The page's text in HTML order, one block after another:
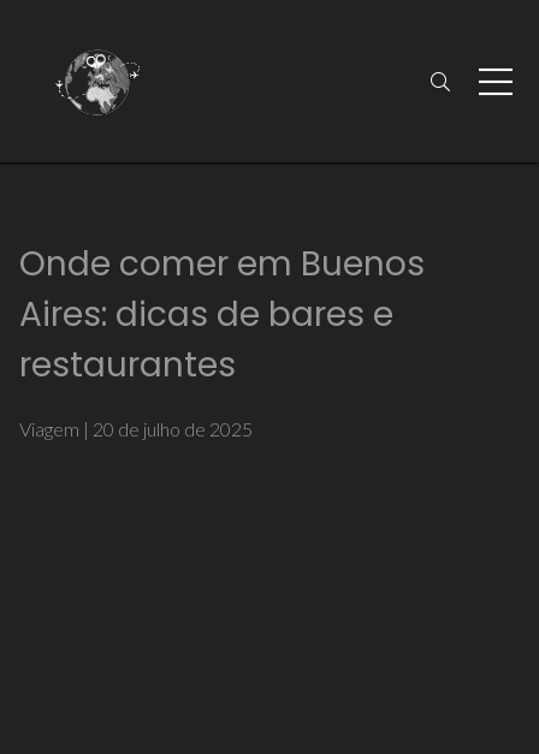
Onde comer em Buenos
Aires: dicas de bares e
restaurantes
Viagem | 20 de julho de 2025